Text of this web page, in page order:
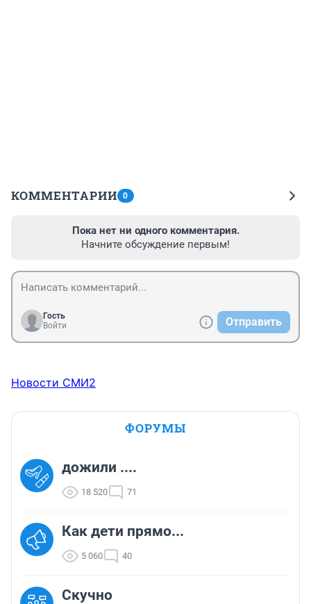
КОММЕНТАРИИ 0
Пока нет ни одного комментария.
Начните обсуждение первым!
Гость
Войти
Отправить
Новости СМИ2
ФОРУМЫ
дожили ....
18 520 71
Как дети прямо...
5 060 40
Скучно